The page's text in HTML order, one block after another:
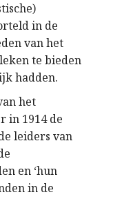
in de
van het
te bieden
hadden.
het
in 1914 de
leiders van
en ‘hun
in de